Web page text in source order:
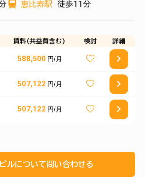
恵比寿駅 徒歩11分
賃料(共益費含む) 検討 詳細
588,500 円/月
507,122 円/月
507,122 円/月
ルについて問い合わせる